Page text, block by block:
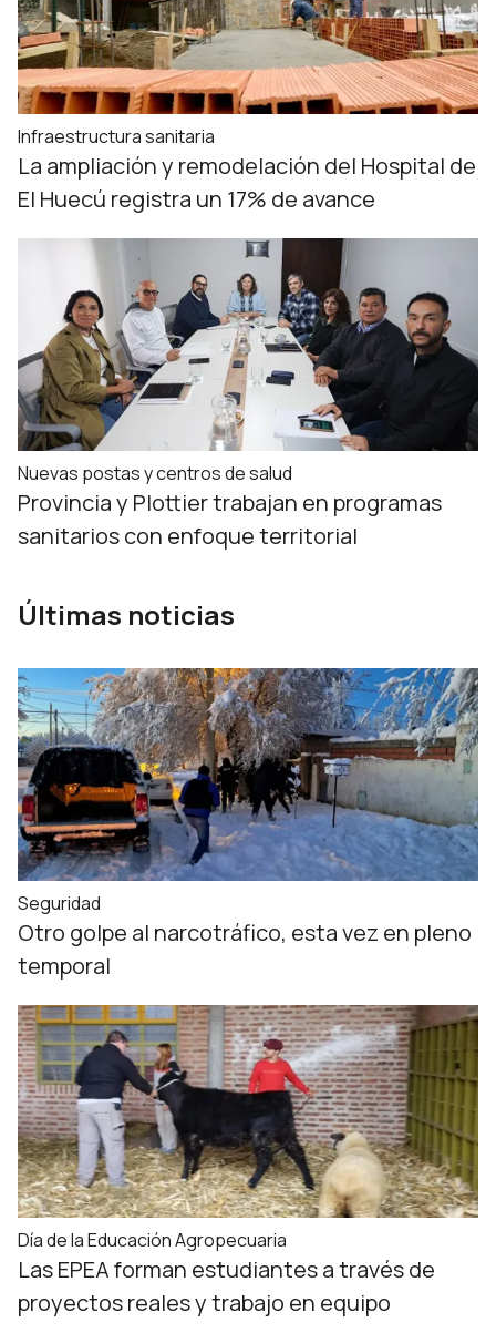
Infraestructura sanitaria
La ampliación y remodelación del Hospital de
El Huecú registra un 17% de avance
Nuevas postas y centros de salud
Provincia y Plottier trabajan en programas
sanitarios con enfoque territorial
Últimas noticias
Seguridad
Otro golpe al narcotráfico, esta vez en pleno
temporal
Día de la Educación Agropecuaria
Las EPEA forman estudiantes a través de
proyectos reales y trabajo en equipo